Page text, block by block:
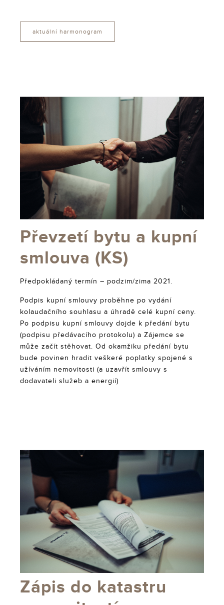
aktuální harmonogram
Převzetí bytu a kupní
smlouva (KS)
Předpokládaný termín – podzim/zima 2021.
Podpis kupní smlouvy proběhne po vydání
kolaudačního souhlasu a úhradě celé kupní ceny.
Po podpisu kupní smlouvy dojde k předání bytu
(podpisu předávacího protokolu) a Zájemce se
může začít stěhovat. Od okamžiku předání bytu
bude povinen hradit veškeré poplatky spojené s
užíváním nemovitosti (a uzavřít smlouvy s
dodavateli služeb a energií)
Zápis do katastru